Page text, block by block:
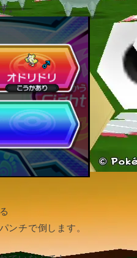
。
ンチで倒します。